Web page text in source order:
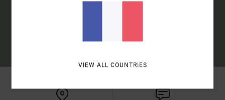
CONDITIONS DÉTAILLÉES DISPONIBLES DANS L'EMAIL DE BIENVENUE
VIEW ALL COUNTRIES